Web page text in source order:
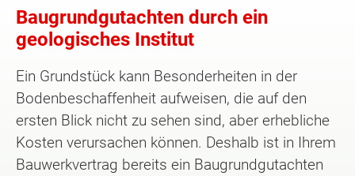
Baugrundgutachten durch ein
geologisches Institut
Ein Grundstück kann Besonderheiten in der
Bodenbeschaffenheit aufweisen, die auf den
ersten Blick nicht zu sehen sind, aber erhebliche
Kosten verursachen können. Deshalb ist in Ihrem
Bauwerkvertrag bereits ein Baugrundgutachten